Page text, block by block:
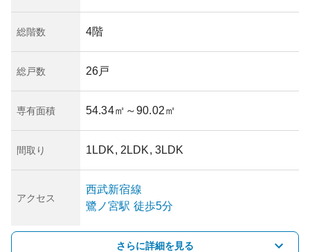
総階数 4階
総戸数 26戸
専有面積 54.34㎡ ～90.02㎡
間取り 1LDK, 2LDK, 3LDK
アクセス
西武新宿線
鷺ノ宮駅 徒歩5分
さらに詳細を見る